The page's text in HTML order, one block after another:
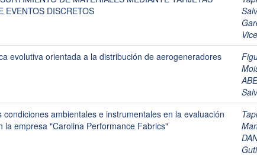
EVENTOS DISCRETOS
evolutiva orientada a la distribución de aerogeneradores
ambientales e instrumentales en la evaluación
la empresa "Carolina Performance Fabrics"